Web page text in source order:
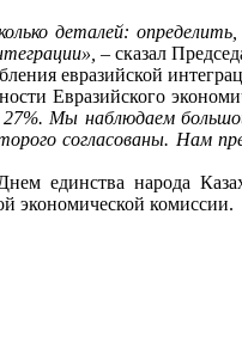
деталей:
– сказал
евразийской
Евразийского
Мы наблюдаем
согласованы. Нам
единства народа
экономической комиссии.